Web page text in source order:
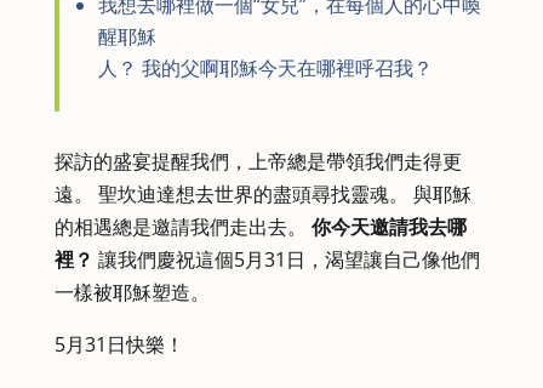
醒耶穌
人？ 我的父啊耶穌今天在哪裡呼召我？
探訪的盛宴提醒我們，上帝總是帶領我們走得更
遠。 聖坎迪達想去世界的盡頭尋找靈魂。 與耶穌
的相遇總是邀請我們走出去。 你今天邀請我去哪
裡？ 讓我們慶祝這個5月31日，渴望讓自己像他們
一樣被耶穌塑造。
5月31日快樂！